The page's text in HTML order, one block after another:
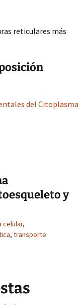
reticulares más
del
y
celular,
, transporte